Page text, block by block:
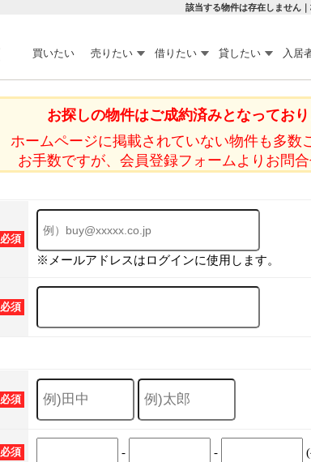
該当する物件は存在しません
買いたい 売りたい 借りたい 貸したい 入居
お探しの物件はご成約済みとなっており
ホームページに掲載されていない物件も多数
お手数ですが、会員登録フォームよりお問合
必須
※メールアドレスはログインに使用します。
必須
必須
必須 - -